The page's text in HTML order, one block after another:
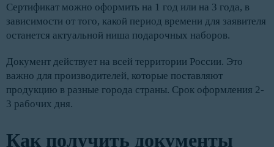
Сертификат можно оформить на 1 год или на 3 года, в
зависимости от того, какой период времени для заявителя
останется актуальной ниша подарочных наборов.
Документ действует на всей территории России. Это
важно для производителей, которые поставляют
продукцию в разные города страны. Срок оформления 2-
3 рабочих дня.
Как получить документы